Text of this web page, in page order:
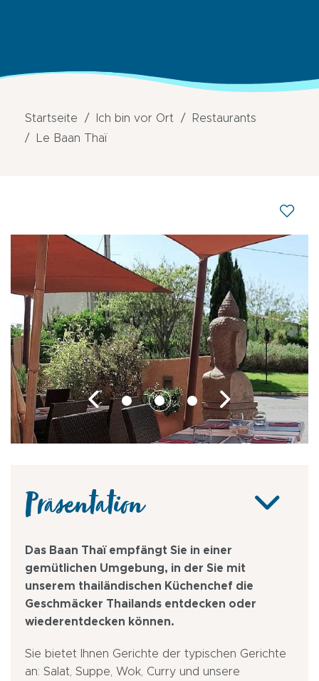
Startseite Ich bin vor Ort
Restaurants
Le Baan Thaï
Präsentation
Das Baan Thaï empfängt Sie in einer
gemütlichen Umgebung, in der Sie mit
unserem thailändischen Küchenchef die
Geschmäcker Thailands entdecken oder
wiederentdecken können.
Sie bietet Ihnen Gerichte der typischen Gerichte
an: Salat, Suppe, Wok, Curry und unsere